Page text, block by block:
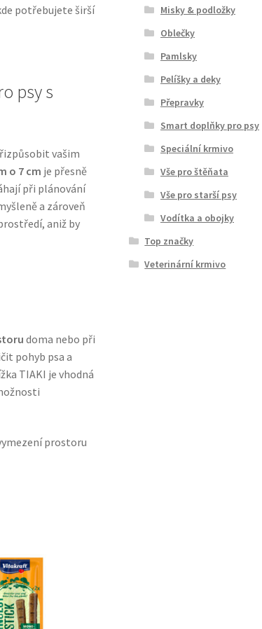
potřebujete širší
psy s
vašim
o 7 cm je přesně
při plánování
a zároveň
aniž by
doma nebo při
pohyb psa a
TIAKI je vhodná
prostoru
Misky & podložky
Oblečky
Pamlsky
Pelíšky a deky
Přepravky
Smart doplňky pro psy
Speciální krmivo
Vše pro štěňata
Vše pro starší psy
Vodítka a obojky
Top značky
Veterinární krmivo